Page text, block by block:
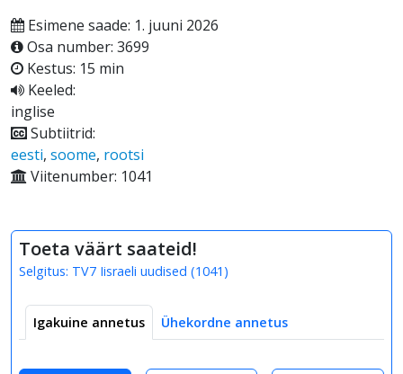
Esimene saade: 1. juuni 2026
Osa number: 3699
Kestus: 15 min
Keeled:
inglise
Subtiitrid:
eesti, soome, rootsi
Viitenumber: 1041
Toeta väärt saateid!
Selgitus: TV7 Iisraeli uudised (1041 )
Igakuine annetus Ühekordne annetus